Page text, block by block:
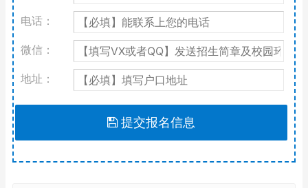
电话：
微信：
地址：
提交报名信息